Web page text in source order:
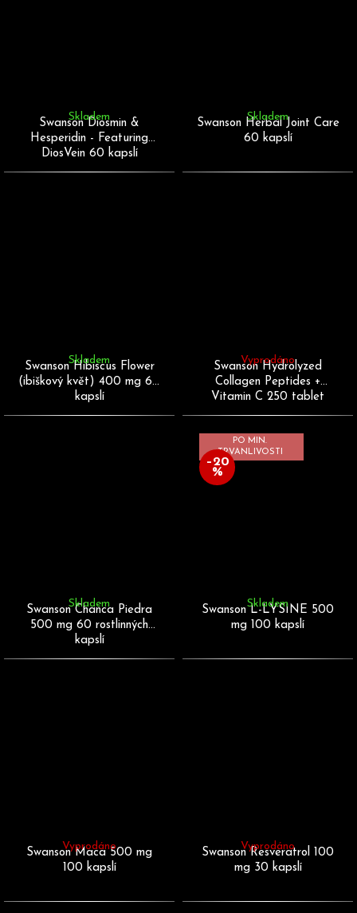
Swanson Diosmin &
Hesperidin - Featuring
DiosVein 60 kapslí
Skladem
Swanson Herbal Joint Care
60 kapslí
Skladem
Swanson Hibiscus Flower
(ibiškový květ) 400 mg 60
kapslí
Skladem
Swanson Hydrolyzed
Collagen Peptides +
Vitamin C 250 tablet
Vyprodáno
Swanson Chanca Piedra
500 mg 60 rostlinných
kapslí
Skladem
PO MIN.
TRVANLIVOSTI
–20
%
Swanson L-LYSINE 500
mg 100 kapslí
Skladem
Swanson Maca 500 mg
100 kapslí
Vyprodáno
Swanson Resveratrol 100
mg 30 kapslí
Vyprodáno